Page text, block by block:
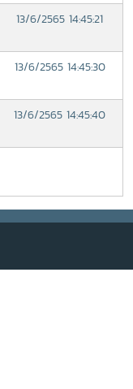
13/6/2565 14:45:21
13/6/2565 14:45:30
13/6/2565 14:45:40